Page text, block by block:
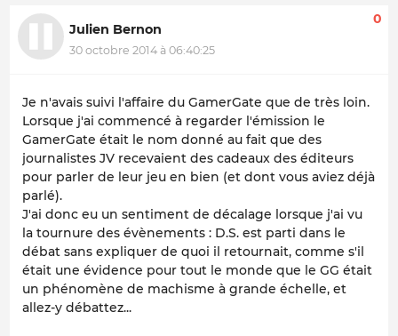
Julien Bernon
30 octobre 2014 à 06:40:25
0
Je n'avais suivi l'affaire du GamerGate que de très loin.
Lorsque j'ai commencé à regarder l'émission le
GamerGate était le nom donné au fait que des
journalistes JV recevaient des cadeaux des éditeurs
pour parler de leur jeu en bien (et dont vous aviez déjà
parlé).
J'ai donc eu un sentiment de décalage lorsque j'ai vu
la tournure des évènements : D.S. est parti dans le
débat sans expliquer de quoi il retournait, comme s'il
était une évidence pour tout le monde que le GG était
un phénomène de machisme à grande échelle, et
allez-y débattez...